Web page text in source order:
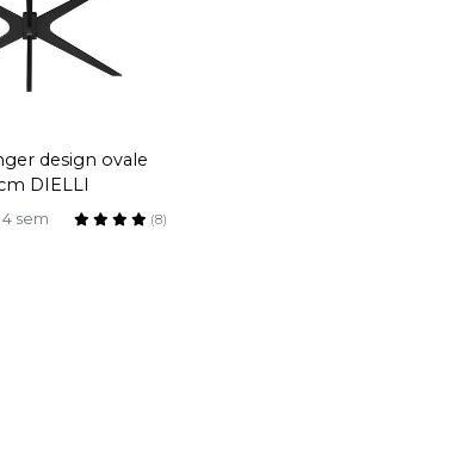
design ovale
DIELLI
sem (8)